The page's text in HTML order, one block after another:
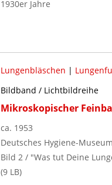
1930er Jahre
Lungenbläschen |
Bildband / Lichtbildreihe
Mikroskopischer
ca. 1953
Deutsches Hygiene-
Bild 2 / "Was tut Deine
(9 LB)